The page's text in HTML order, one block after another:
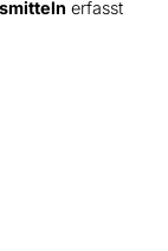
erfasst